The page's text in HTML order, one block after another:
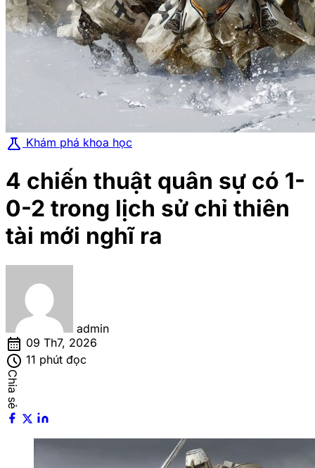
science Khám phá khoa học
4 chiến thuật quân sự có 1-
0-2 trong lịch sử chỉ thiên
tài mới nghĩ ra
admin
calendar_month 09 Th7, 2026
schedule 11 phút đọc
Chia sẻ